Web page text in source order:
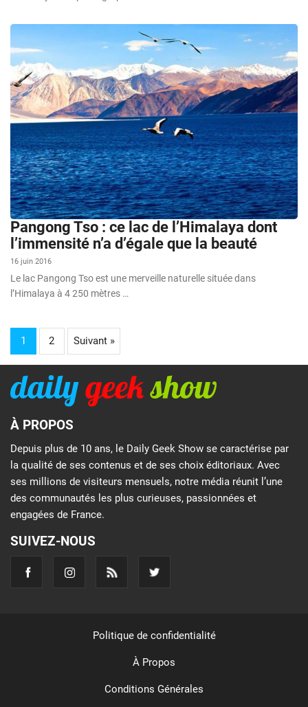
Pangong Tso : ce lac de l’Himalaya dont
l’immensité n’a d’égale que la beauté
16 juin 2016
Le lac Pangong Tso est une merveille naturelle située dans
l’Himalaya à 4 250 mètres …
1 2 Suivant »
À PROPOS
Depuis plus de 10 ans, le Daily Geek Show se caractérise par
la qualité de ses contenus et de ses choix éditoriaux. Avec
ses millions de visiteurs mensuels, notre média réunit l’une
des communautés les plus curieuses, passionnées et
engagées de France.
SUIVEZ-NOUS
Politique de confidentialité
À Propos
Conditions Générales